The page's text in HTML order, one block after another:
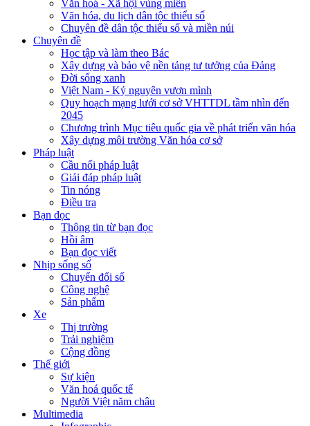
Văn hoá - Xã hội vùng miền
Văn hóa, du lịch dân tộc thiểu số
Chuyên đề dân tộc thiểu số và miền núi
Chuyên đề
Học tập và làm theo Bác
Xây dựng và bảo vệ nền tảng tư tưởng của Đảng
Đời sống xanh
Việt Nam - Kỷ nguyên vươn mình
Quy hoạch mạng lưới cơ sở VHTTDL tầm nhìn đến
2045
Chương trình Mục tiêu quốc gia về phát triển văn hóa
Xây dựng môi trường Văn hóa cơ sở
Pháp luật
Cầu nối pháp luật
Giải đáp pháp luật
Tin nóng
Điều tra
Bạn đọc
Thông tin từ bạn đọc
Hồi âm
Bạn đọc viết
Nhịp sống số
Chuyển đổi số
Công nghệ
Sản phẩm
Xe
Thị trường
Trải nghiệm
Cộng đồng
Thế giới
Sự kiện
Văn hoá quốc tế
Người Việt năm châu
Multimedia